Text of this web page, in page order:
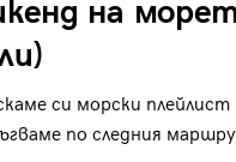
на
си морски плейлист
по следния